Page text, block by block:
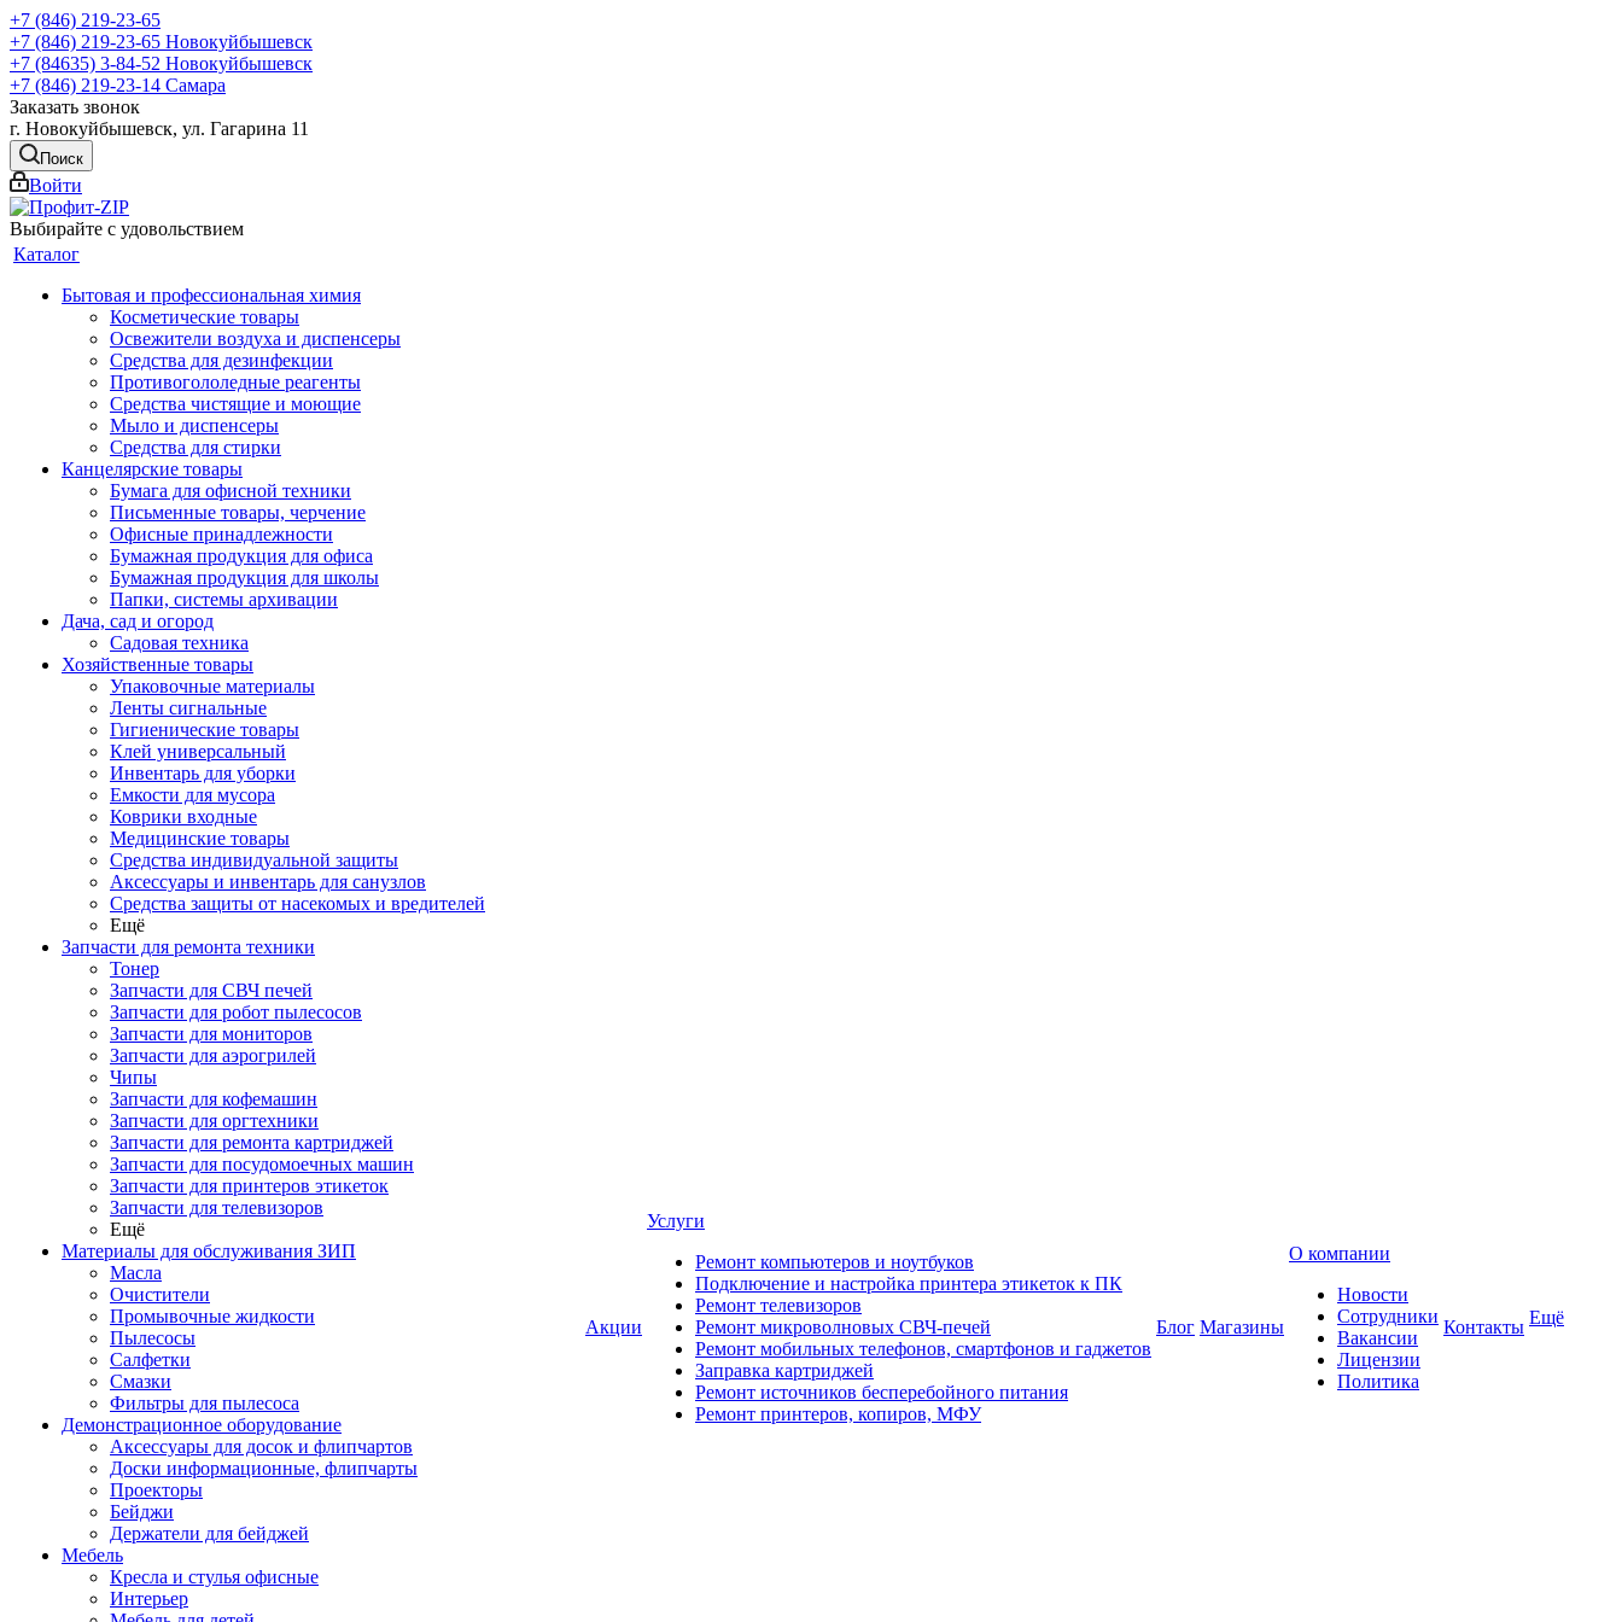
+7 (846) 219-23-65
+7 (846) 219-23-65 Новокуйбышевск
+7 (84635) 3-84-52 Новокуйбышевск
+7 (846) 219-23-14 Самара
Заказать звонок
г. Новокуйбышевск, ул. Гагарина 11
Поиск
Войти
Выбирайте с удовольствием
Каталог
Бытовая и профессиональная химия
Косметические товары
Освежители воздуха и диспенсеры
Средства для дезинфекции
Противогололедные реагенты
Средства чистящие и моющие
Мыло и диспенсеры
Средства для стирки
Канцелярские товары
Бумага для офисной техники
Письменные товары, черчение
Офисные принадлежности
Бумажная продукция для офиса
Бумажная продукция для школы
Папки, системы архивации
Дача, сад и огород
Садовая техника
Хозяйственные товары
Упаковочные материалы
Ленты сигнальные
Гигиенические товары
Клей универсальный
Инвентарь для уборки
Емкости для мусора
Коврики входные
Медицинские товары
Средства индивидуальной защиты
Аксессуары и инвентарь для санузлов
Средства защиты от насекомых и вредителей
Ещё
Запчасти для ремонта техники
Тонер
Запчасти для СВЧ печей
Запчасти для робот пылесосов
Запчасти для мониторов
Запчасти для аэрогрилей
Чипы
Запчасти для кофемашин
Запчасти для оргтехники
Запчасти для ремонта картриджей
Запчасти для посудомоечных машин
Запчасти для принтеров этикеток
Запчасти для телевизоров
Ещё
Материалы для обслуживания ЗИП
Масла
Очистители
Промывочные жидкости
Пылесосы
Салфетки
Смазки
Фильтры для пылесоса
Демонстрационное оборудование
Аксессуары для досок и флипчартов
Доски информационные, флипчарты
Проекторы
Бейджи
Держатели для бейджей
Мебель
Кресла и стулья офисные
Интерьер
Акции
Услуги
Ремонт компьютеров и ноутбуков
Подключение и настройка принтера этикеток к ПК
Ремонт телевизоров
Ремонт микроволновых СВЧ-печей
Ремонт мобильных телефонов, смартфонов и гаджетов
Заправка картриджей
Ремонт источников бесперебойного питания
Ремонт принтеров, копиров, МФУ
Блог Магазины
О компании
Новости
Сотрудники
Вакансии
Лицензии
Политика
Контакты Ещё